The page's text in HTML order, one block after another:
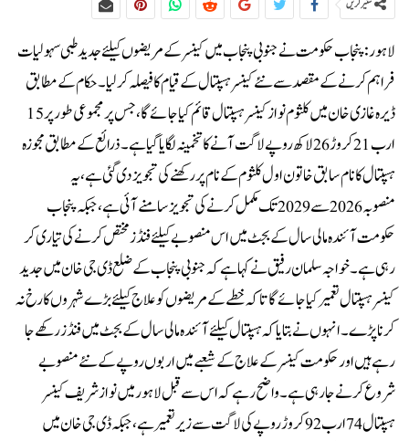
شئیر کریں
لاہور: پنجاب حکومت نے جنوبی پنجاب میں کینسر کے مریضوں کیلئے جدید طبی سہولیات
فراہم کرنے کے مقصد سے نئے کینسر ہسپتال کے قیام کا فیصلہ کر لیا۔حکام کے مطابق
ڈیرہ غازی خان میں کلثوم نواز کینسر ہسپتال قائم کیا جائے گا، جس پر مجموعی طور پر 15
ارب 21 کروڑ 26 لاکھ روپے لاگت آنے کا تخمینہ لگایا گیا ہے۔ذرائع کے مطابق مجوزہ
ہسپتال کا نام سابق خاتون اول کلثوم کے نام پر رکھنے کی تجویز دی گئی ہے، یہ
منصوبہ 2026 سے 2029 تک مکمل کرنے کی تجویز سامنے آئی ہے، جبکہ پنجاب
حکومت آئندہ مالی سال کے بجٹ میں اس منصوبے کیلئے فنڈز مختص کرنے کی تیاری کر
رہی ہے۔خواجہ سلمان رفیق نے کہا ہے کہ جنوبی پنجاب کے ضلع ڈی جی خان میں جدید
کینسر ہسپتال تعمیر کیا جائے گا تاکہ خطے کے مریضوں کو علاج کیلئے بڑے شہروں کا رخ نہ
کرنا پڑے۔انہوں نے بتایا کہ ہسپتال کیلئے آئندہ مالی سال کے بجٹ میں فنڈز رکھے جا
رہے ہیں اور حکومت کینسر کے علاج کے شعبے میں اربوں روپے کے نئے منصوبے
شروع کرنے جا رہی ہے۔واضح رہے کہ اس سے قبل لاہور میں نواز شریف کینسر
ہسپتال 74 ارب 92 کروڑ روپے کی لاگت سے زیر تعمیر ہے، جبکہ ڈی جی خان میں